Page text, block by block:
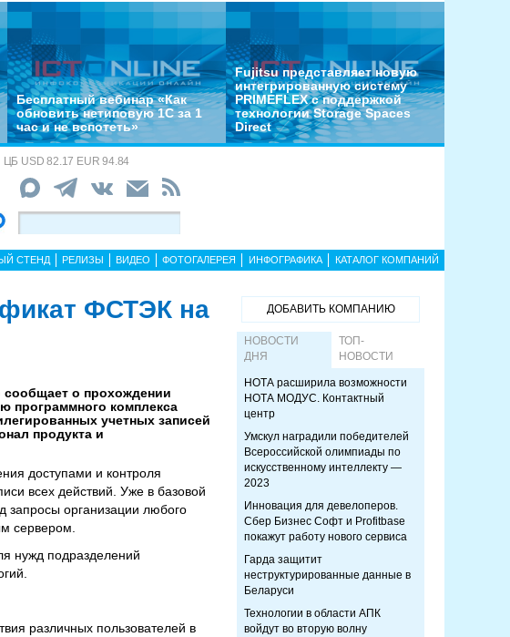
Бесплатный вебинар «Как
обновить нетиповую 1С за 1
час и не вспотеть»
Fujitsu представляет новую
интегрированную систему
PRIMEFLEX с поддержкой
технологии Storage Spaces
Direct
ЦБ USD 82.17 EUR 94.84
СТЕНД РЕЛИЗЫ ВИДЕО ФОТОГАЛЕРЕЯ ИНФОГРАФИКА КАТАЛОГ КОМПАНИЙ
ФСТЭК на
сообщает о прохождении
программного комплекса
учетных записей
продукта и
доступами и контроля
всех действий. Уже в базовой
запросы организации любого
сервером.
нужд подразделений
различных пользователей в
ДОБАВИТЬ КОМПАНИЮ
НОВОСТИ
ДНЯ
ТОП-
НОВОСТИ
НОТА расширила возможности
НОТА МОДУС. Контактный
центр
Умскул наградили победителей
Всероссийской олимпиады по
искусственному интеллекту —
2023
Инновация для девелоперов.
Сбер Бизнес Софт и Profitbase
покажут работу нового сервиса
Гарда защитит
неструктурированные данные в
Беларуси
Технологии в области АПК
войдут во вторую волну